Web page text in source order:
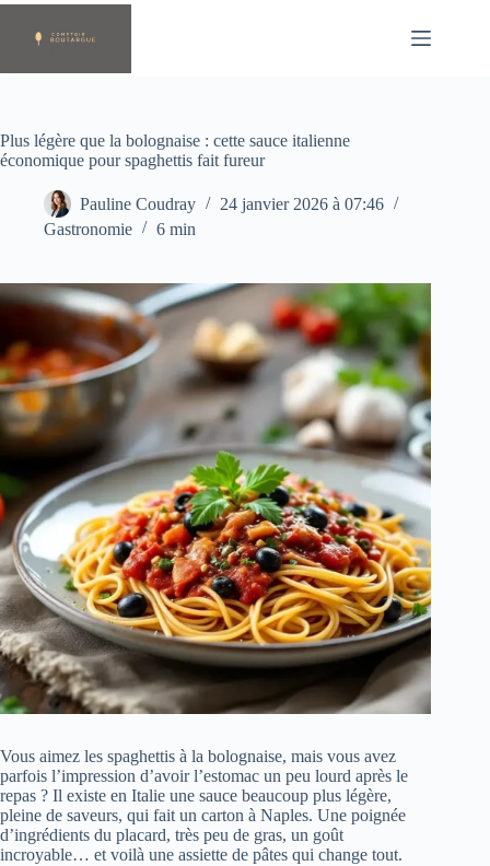
Passer
contenu
Plus légère que la bolognaise : cette sauce italienne
économique pour spaghettis fait fureur
Pauline Coudray
24 janvier 2026 à 07:46
Gastronomie
6 min
Vous aimez les spaghettis à la bolognaise, mais vous avez
parfois l’impression d’avoir l’estomac un peu lourd après le
repas ? Il existe en Italie une sauce beaucoup plus légère,
pleine de saveurs, qui fait un carton à Naples. Une poignée
d’ingrédients du placard, très peu de gras, un goût
incroyable… et voilà une assiette de pâtes qui change tout.